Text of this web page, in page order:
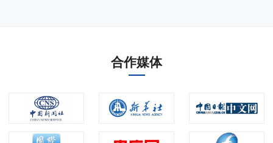
合作媒体